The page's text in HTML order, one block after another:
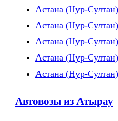
Астана (Нур-
Астана (Нур-
Астана (Нур-
Астана (Нур-
Астана (Нур-
Автовозы из Атырау